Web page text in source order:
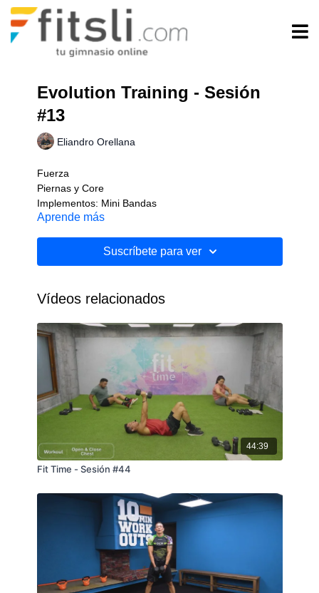
Evolution Training - Sesión
#13
Eliandro Orellana
Fuerza
Piernas y Core
Implementos: Mini Bandas
Nivel: Intermedio
Aprende más
Suscríbete para ver
Vídeos relacionados
44:39
Fit Time - Sesión #44